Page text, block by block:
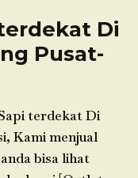
Di
Pusat-
terdekat Di
Kami menjual
bisa lihat